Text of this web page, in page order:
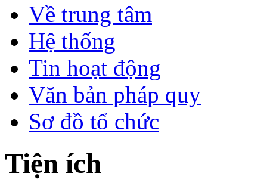
Về trung tâm
Hệ thống
Tin hoạt động
Văn bản pháp quy
Sơ đồ tổ chức
Tiện ích